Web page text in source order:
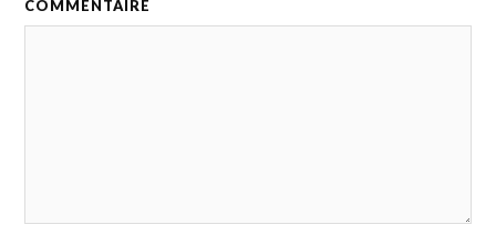
COMMENTAIRE